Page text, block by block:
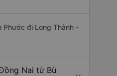
Phước đi Long Thành -
Nai từ Bù